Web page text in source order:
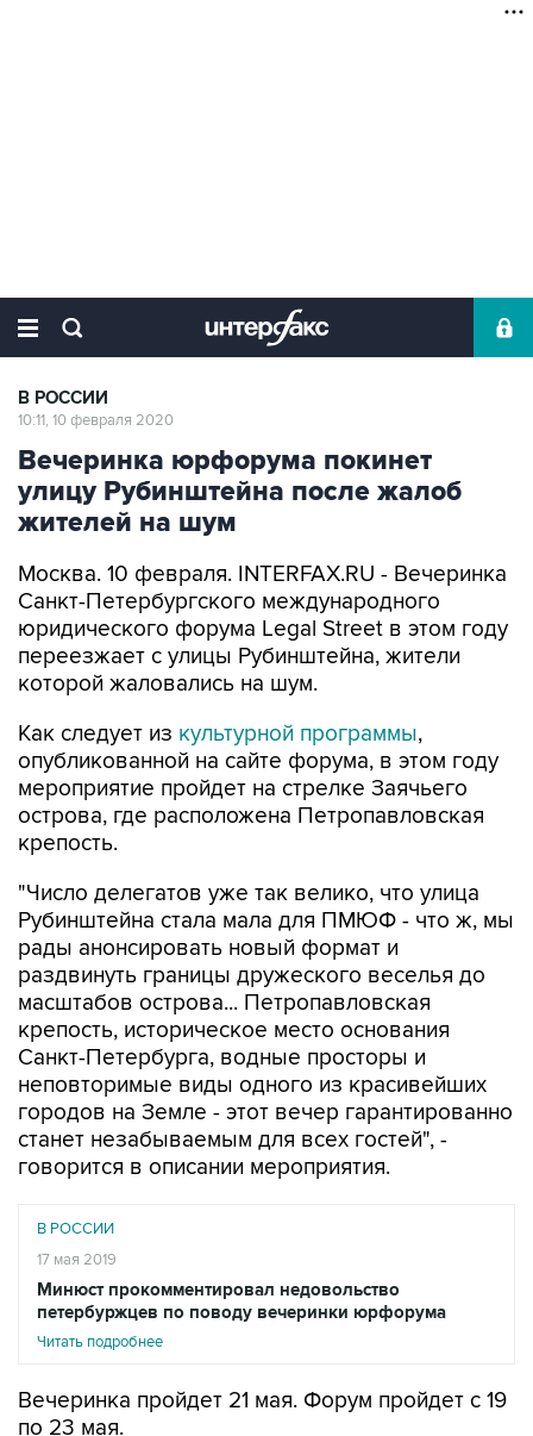
В РОССИИ
10:11, 10 февраля 2020
Вечеринка юрфорума покинет
улицу Рубинштейна после жалоб
жителей на шум
Москва. 10 февраля. INTERFAX.RU - Вечеринка
Санкт-Петербургского международного
юридического форума Legal Street в этом году
переезжает с улицы Рубинштейна, жители
которой жаловались на шум.
Как следует из культурной программы,
опубликованной на сайте форума, в этом году
мероприятие пройдет на стрелке Заячьего
острова, где расположена Петропавловская
крепость.
"Число делегатов уже так велико, что улица
Рубинштейна стала мала для ПМЮФ - что ж, мы
рады анонсировать новый формат и
раздвинуть границы дружеского веселья до
масштабов острова... Петропавловская
крепость, историческое место основания
Санкт-Петербурга, водные просторы и
неповторимые виды одного из красивейших
городов на Земле - этот вечер гарантированно
станет незабываемым для всех гостей", -
говорится в описании мероприятия.
В РОССИИ
17 мая 2019
Минюст прокомментировал недовольство
петербуржцев по поводу вечеринки юрфорума
Читать подробнее
Вечеринка пройдет 21 мая. Форум пройдет с 19
по 23 мая.